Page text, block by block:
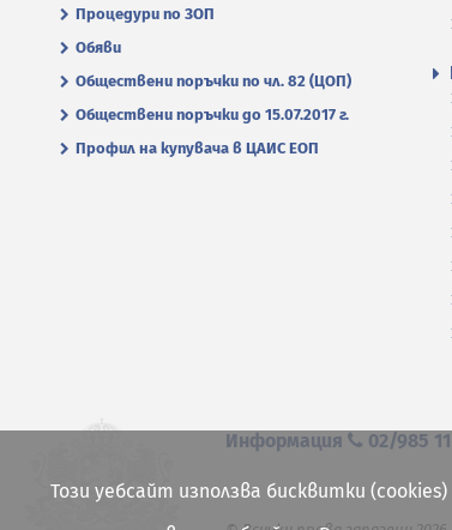
Процедури по ЗОП
Обяви
Обществени поръчки по чл. 82 (ЦОП)
Обществени поръчки до 15.07.2017 г.
Профил на купувача в ЦАИС ЕОП
Информация 02/985
Този уебсайт използва бисквитки